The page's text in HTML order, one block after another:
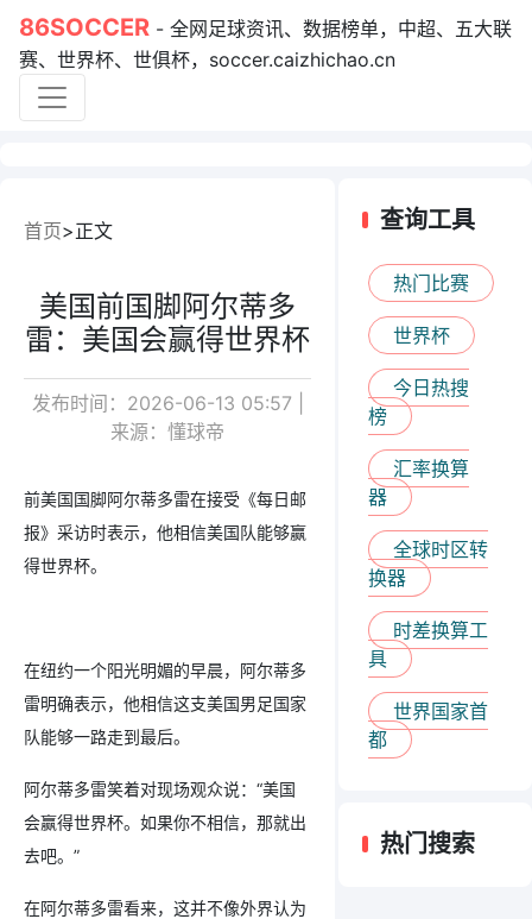
86SOCCER - 全网足球资讯、数据榜单，中超、五大联
赛、世界杯、世俱杯，soccer.caizhichao.cn
首页 正文
美国前国脚阿尔蒂多
雷：美国会赢得世界杯
发布时间：2026-06-13 05:57 |
来源：懂球帝
前美国国脚阿尔蒂多雷在接受《每日邮
报》采访时表示，他相信美国队能够赢
得世界杯。
在纽约一个阳光明媚的早晨，阿尔蒂多
雷明确表示，他相信这支美国男足国家
队能够一路走到最后。
阿尔蒂多雷笑着对现场观众说：“美国
会赢得世界杯。如果你不相信，那就出
去吧。”
在阿尔蒂多雷看来，这并不像外界认为
查询工具
热门比赛
世界杯
今日热搜
榜
汇率换算
器
全球时区转
换器
时差换算工
具
世界国家首
都
热门搜索